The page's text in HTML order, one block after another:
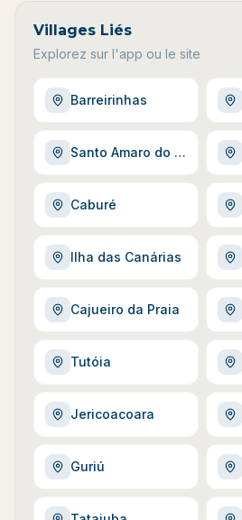
Villages Liés
Explorez sur l'app ou le site
Barreirinhas
Santo Amaro do Maranhão
Caburé
Ilha das Canárias
Cajueiro da Praia
Tutóia
Jericoacoara
Guriú